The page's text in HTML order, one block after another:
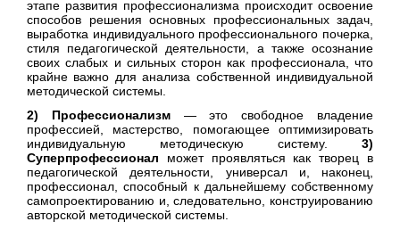
этапе развития профессионализма происходит освоение
способов решения основных профессиональных задач,
выработка индивидуального профессионального почерка,
стиля педагогической деятельности, а также осознание
своих слабых и сильных сторон как профессионала, что
крайне важно для анализа собственной индивидуальной
методической системы.
2) Профессионализм— это свободное владение
профессией, мастерство, помогающее оптимизировать
индивидуальную методическую систему. 3)
Суперпрофессионал может проявляться как творец в
педагогической деятельности, универсал и, наконец,
профессионал, способный к дальнейшему собственному
самопроектированию и, следовательно, конструированию
авторской методической системы.